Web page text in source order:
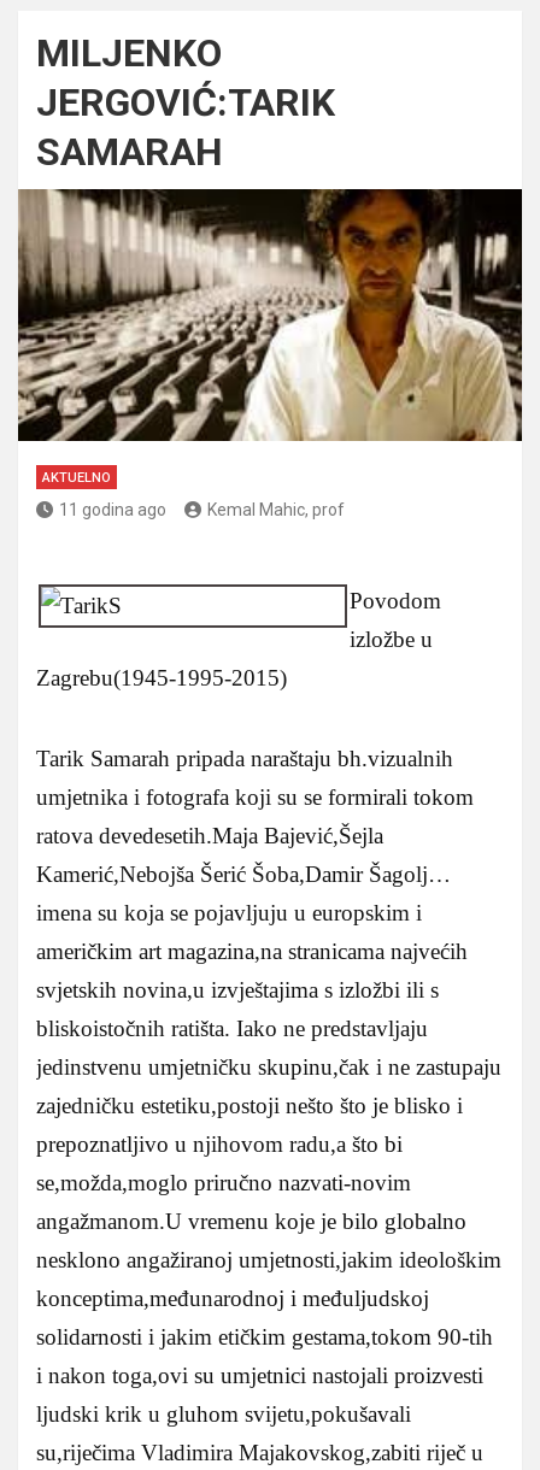
MILJENKO
JERGOVIĆ:TARIK
SAMARAH
AKTUELNO
11 godina ago Kemal Mahic, prof
Povodom
izložbe u
Zagrebu(1945-1995-2015)
Tarik Samarah pripada naraštaju bh.vizualnih
umjetnika i fotografa koji su se formirali tokom
ratova devedesetih.Maja Bajević,Šejla
Kamerić,Nebojša Šerić Šoba,Damir Šagolj…
imena su koja se pojavljuju u europskim i
američkim art magazina,na stranicama najvećih
svjetskih novina,u izvještajima s izložbi ili s
bliskoistočnih ratišta. Iako ne predstavljaju
jedinstvenu umjetničku skupinu,čak i ne zastupaju
zajedničku estetiku,postoji nešto što je blisko i
prepoznatljivo u njihovom radu,a što bi
se,možda,moglo priručno nazvati-novim
angažmanom.U vremenu koje je bilo globalno
nesklono angažiranoj umjetnosti,jakim ideološkim
konceptima,međunarodnoj i međuljudskoj
solidarnosti i jakim etičkim gestama,tokom 90-tih
i nakon toga,ovi su umjetnici nastojali proizvesti
ljudski krik u gluhom svijetu,pokušavali
su,riječima Vladimira Majakovskog,zabiti riječ u